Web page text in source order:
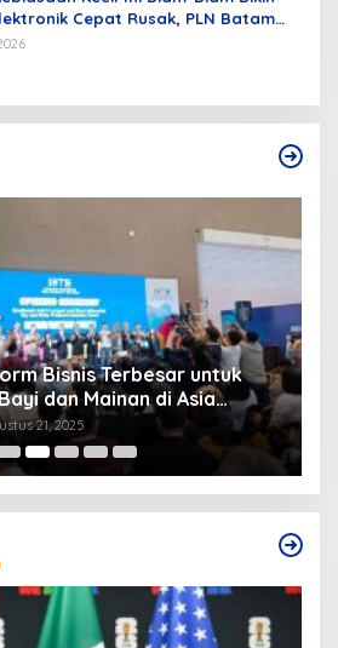
Cepat Rusak, PLN Batam
Tips Mengatasinya
Bisnis Terbesar untuk
dan Mainan di Asia
21, 2025